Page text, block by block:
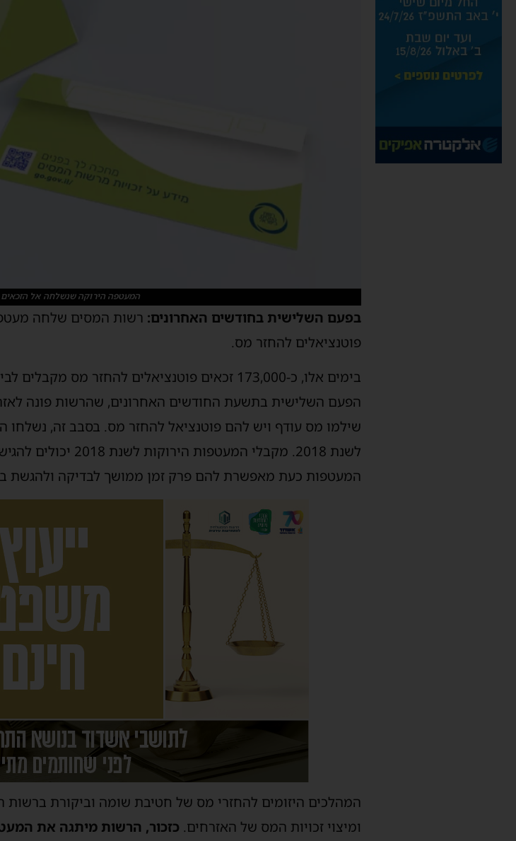
המעטפה הירוקה שנשלחה אל הזכאים
בפעם השלישית בחודשים האחרונים:
פוטנציאלים להחזר מס.
בימים אלו, כ-173,000 זכאים פוטנציאלים להחזר
הפעם השלישית בתשעת החודשים האחרונים, שהרשות פונה
שילמו מס עודף ויש להם פוטנציאל להחזר מס. בסבב זה, נשלחו
המעטפות כעת מאפשרת להם פרק זמן ממושך לבדיקה ולהגשת
המהלכים היזומים להחזרי מס של חטיבת שומה וביקורת
ומיצוי זכויות המס של האזרחים. כזכור, הרשות מיתגה את